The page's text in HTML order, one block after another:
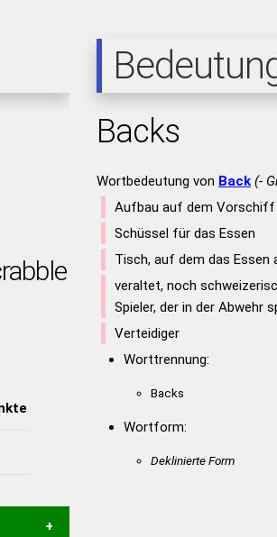
Backs
Wortbedeutung von Back (-
Aufbau auf dem Vorschiff
Schüssel für das Essen
Tisch, auf dem das Essen
veraltet, noch
Spieler, der in der Abwehr
Verteidiger
Worttrennung:
Backs
Wortform:
Deklinierte Form